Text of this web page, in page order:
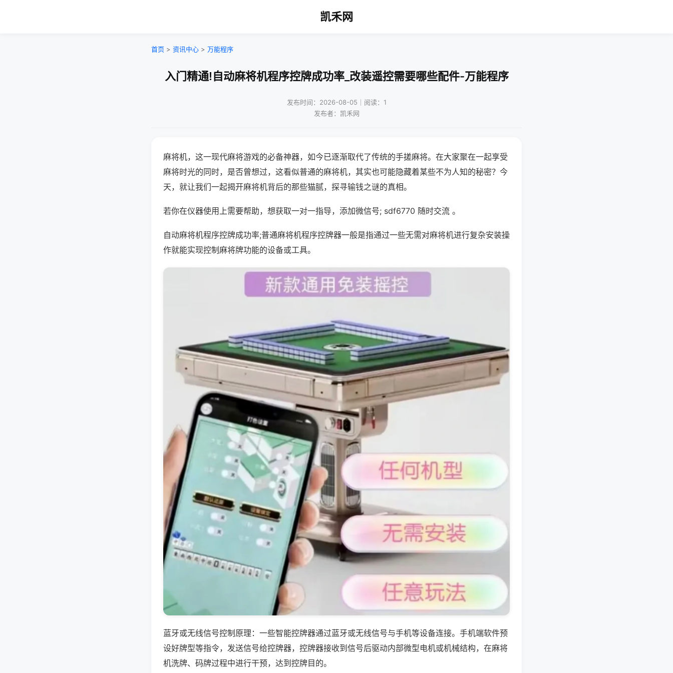
凯禾网
首页 > 资讯中心 > 万能程序
入门精通!自动麻将机程序控牌成功率_改装遥控需要哪些配件-万能程序
发布时间：2026-08-05｜阅读：1
发布者：凯禾网
麻将机，这一现代麻将游戏的必备神器，如今已逐渐取代了传统的手搓麻将。在大家聚在一起享受
麻将时光的同时，是否曾想过，这看似普通的麻将机，其实也可能隐藏着某些不为人知的秘密？今
天，就让我们一起揭开麻将机背后的那些猫腻，探寻输钱之谜的真相。
若你在仪器使用上需要帮助，想获取一对一指导，添加微信号; sdf6770 随时交流 。
自动麻将机程序控牌成功率;普通麻将机程序控牌器一般是指通过一些无需对麻将机进行复杂安装操
作就能实现控制麻将牌功能的设备或工具。
蓝牙或无线信号控制原理：一些智能控牌器通过蓝牙或无线信号与手机等设备连接。手机端软件预
设好牌型等指令，发送信号给控牌器，控牌器接收到信号后驱动内部微型电机或机械结构，在麻将
机洗牌、码牌过程中进行干预，达到控牌目的。